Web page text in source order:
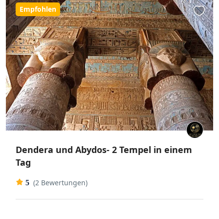
Empfohlen
Dendera und Abydos- 2 Tempel in einem
Tag
5 (2 Bewertungen)